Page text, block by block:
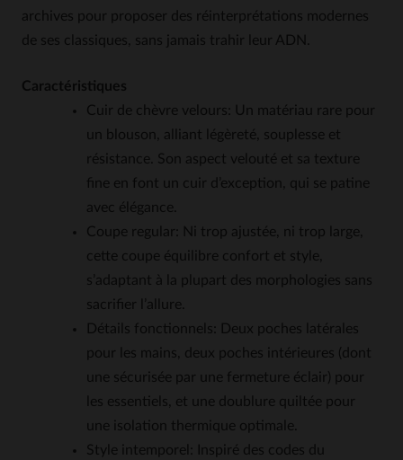
archives pour proposer des réinterprétations modernes
de ses classiques, sans jamais trahir leur ADN.
Caractéristiques
Cuir de chèvre velours: Un matériau rare pour
un blouson, alliant légèreté, souplesse et
résistance. Son aspect velouté et sa texture
fine en font un cuir d’exception, qui se patine
avec élégance.
Coupe regular: Ni trop ajustée, ni trop large,
cette coupe équilibre confort et style,
s’adaptant à la plupart des morphologies sans
sacrifier l’allure.
Détails fonctionnels: Deux poches latérales
pour les mains, deux poches intérieures (dont
une sécurisée par une fermeture éclair) pour
les essentiels, et une doublure quiltée pour
une isolation thermique optimale.
Style intemporel: Inspiré des codes du